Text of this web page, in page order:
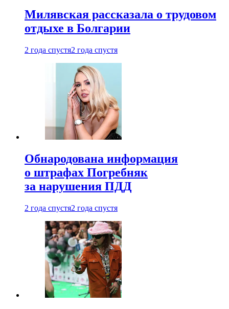
Милявская рассказала о трудовом
отдыхе в Болгарии
2 года спустя2 года спустя
Обнародована информация
о штрафах Погребняк
за нарушения ПДД
2 года спустя2 года спустя